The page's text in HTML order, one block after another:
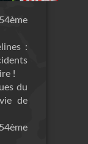
:
!
du
de